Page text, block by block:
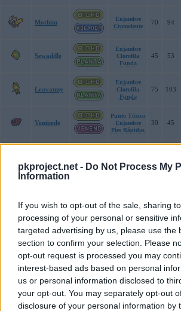
pkproject.net - Do Not Process My
Information
If you wish to opt-out of the sale, sharing
processing of your personal or sensitive
targeted advertising by us, please use the
section to confirm your selection. Please
opt-out request is processed you may
interest-based ads based on personal
us or personal information disclosed to
your opt-out. You may separately opt-out
disclosure of your personal information by
Mothim
Enjambre
Cromolente
70 94
Sewaddle
Enjambre
Clorofila
Funda
45 53
Leavanny
Enjambre
Clorofila
Funda
75 103
Venipede
Punto Tóxico
Enjambre
Pies Rápidos
30 45
Pies Rápidos
Karrablast
Mudar
Indefenso
50 75
Enjambre
Caparazón
Funda
Durant
Enjambre
Entusiasmo
Ausente
58 109